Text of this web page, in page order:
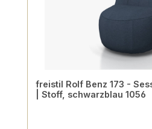
freistil Rolf Benz 173 -
| Stoff, schwarzblau 1056